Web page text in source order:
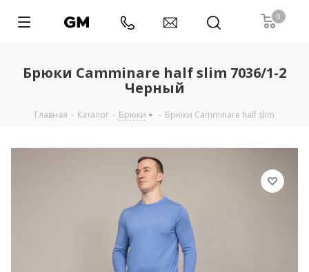
0
Брюки Camminare half slim 7036/1-2
Черный
Главная - Каталог - Брюки - Брюки Camminare half slim